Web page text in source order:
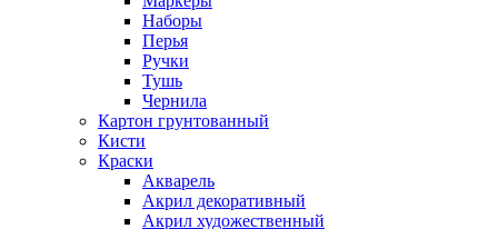
Наборы
Перья
Ручки
Тушь
Чернила
Картон грунтованный
Кисти
Краски
Акварель
Акрил декоративный
Акрил художественный